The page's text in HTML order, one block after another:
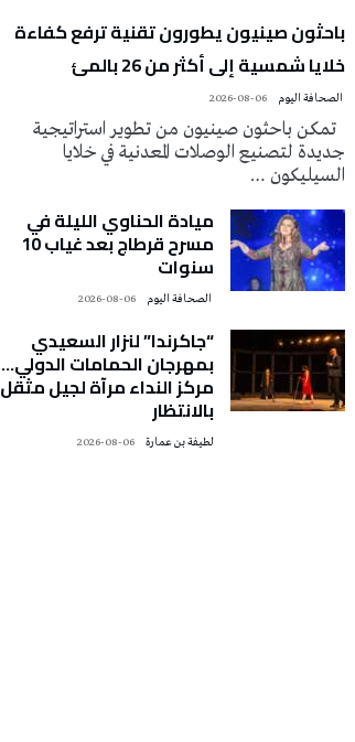
باحثون صينيون يطورون تقنية ترفع كفاءة
خلايا شمسية إلى أكثر من 26 بالمئ
2026-08-06
تمكن باحثون صينيون من تطوير استراتيجية
جديدة لتصنيع الوصلات المعدنية في خلايا
السيليكون …
ميادة الحناوي الليلة في
مسرح قرطاج بعد غياب 10
سنوات
2026-08-06
“جاكرندا” لنزار السعيدي
بمهرجان الحمامات الدولي…
مركز النداء مرآة لجيل مثقل
بالانتظار
لطيفة بن عمارة 2026-08-06